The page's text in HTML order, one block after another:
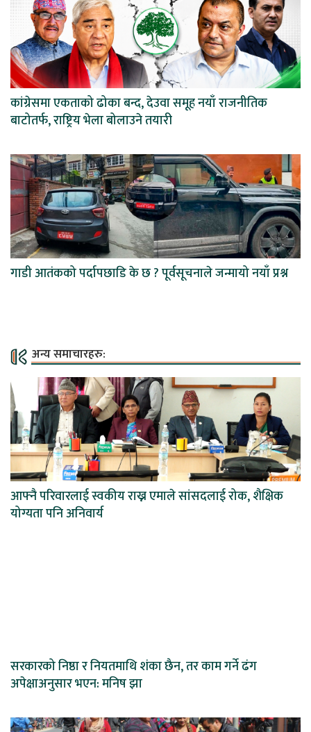
कांग्रेसमा एकताको ढोका बन्द, देउवा समूह नयाँ राजनीतिक
बाटोतर्फ, राष्ट्रिय भेला बोलाउने तयारी
गाडी आतंकको पर्दापछाडि के छ ? पूर्वसूचनाले जन्मायो नयाँ प्रश्न
अन्य समाचारहरु:
आफ्नै परिवारलाई स्वकीय राख्न एमाले सांसदलाई रोक, शैक्षिक
योग्यता पनि अनिवार्य
सरकारको निष्ठा र नियतमाथि शंका छैन, तर काम गर्ने ढंग
अपेक्षाअनुसार भएन: मनिष झा